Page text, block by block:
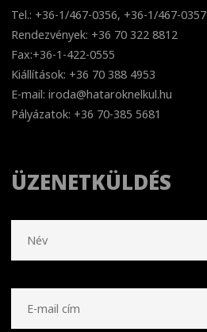
Tel.: +36-1/467-0356, +36-1/467-0357
Rendezvények: +36 70 322 8812
Fax:+36-1-422-0555
Kiállítások: +36 70 388 4953
E-mail: iroda@hataroknelkul.hu
Pályázatok: +36 70-385 5681
ÜZENETKÜLDÉS